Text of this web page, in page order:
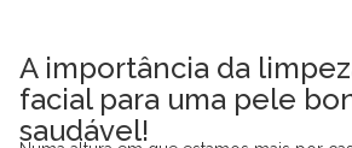
A importância da
facial para uma pele
saudável!